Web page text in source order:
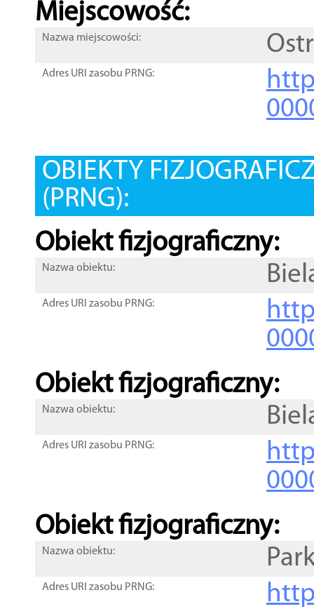
Miejscowość:
Nazwa miejscowości:
Adres URI zasobu PRNG:
OBIEKTY
(PRNG):
Obiekt fizjograficzny:
Nazwa obiektu:
Adres URI zasobu PRNG:
Obiekt fizjograficzny:
Nazwa obiektu:
Adres URI zasobu PRNG:
Obiekt fizjograficzny:
Nazwa obiektu:
Adres URI zasobu PRNG: